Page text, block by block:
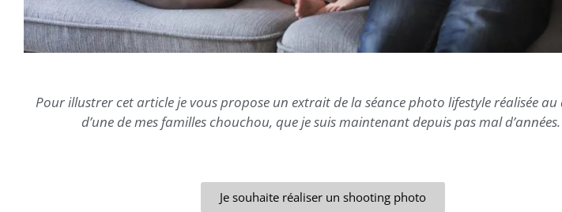
Pour illustrer cet article je vous propose un extrait de la séance photo lifestyle réalisée au
d’une de mes familles chouchou, que je suis maintenant depuis pas mal d’années.
Je souhaite réaliser un shooting photo